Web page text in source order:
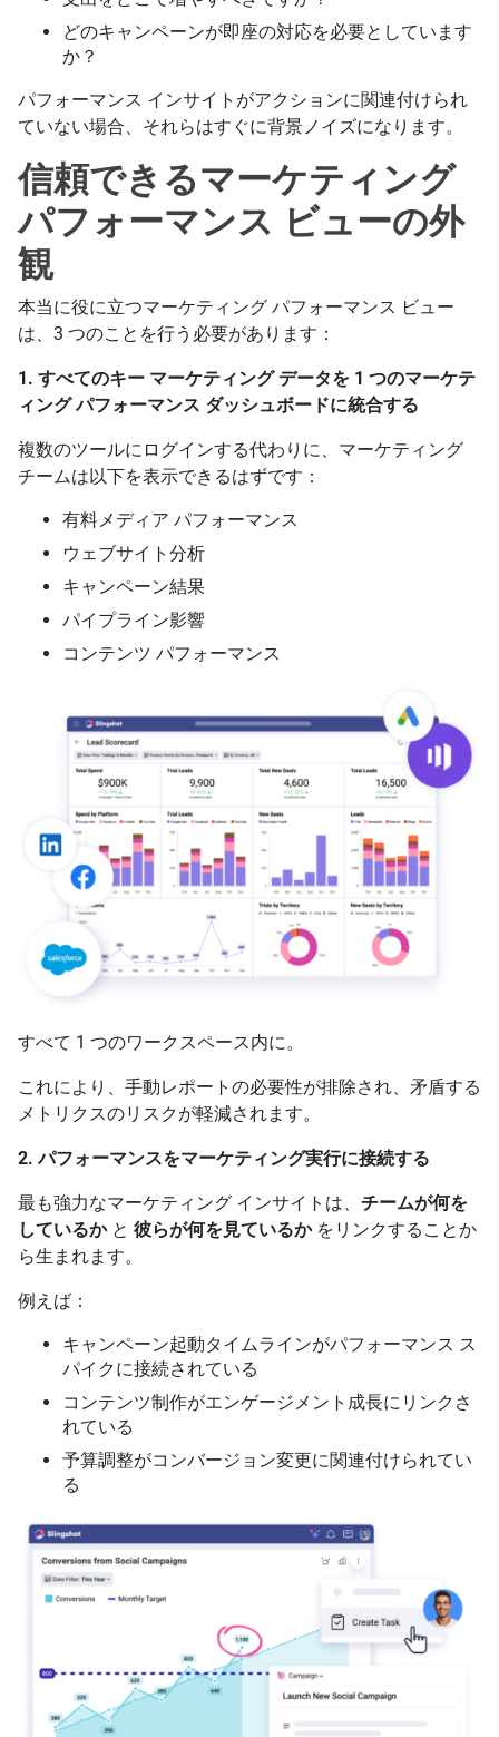
どのキャンペーンが即座の対応を必要としています
か？
パフォーマンス インサイトがアクションに関連付けられ
ていない場合、それらはすぐに背景ノイズになります。
信頼できるマーケティング
パフォーマンス ビューの外
観
本当に役に立つマーケティング パフォーマンス ビュー
は、3 つのことを行う必要があります：
1. すべてのキー マーケティング データを 1 つのマーケテ
ィング パフォーマンス ダッシュボードに統合する
複数のツールにログインする代わりに、マーケティング
チームは以下を表示できるはずです：
有料メディア パフォーマンス
ウェブサイト分析
キャンペーン結果
パイプライン影響
コンテンツ パフォーマンス
すべて 1 つのワークスペース内に。
これにより、手動レポートの必要性が排除され、矛盾する
メトリクスのリスクが軽減されます。
2. パフォーマンスをマーケティング実行に接続する
最も強力なマーケティング インサイトは、 チームが何を
しているかと 彼らが何を見ているかをリンクすることか
ら生まれます。
例えば：
キャンペーン起動タイムラインがパフォーマンス ス
パイクに接続されている
コンテンツ制作がエンゲージメント成長にリンクさ
れている
予算調整がコンバージョン変更に関連付けられてい
る